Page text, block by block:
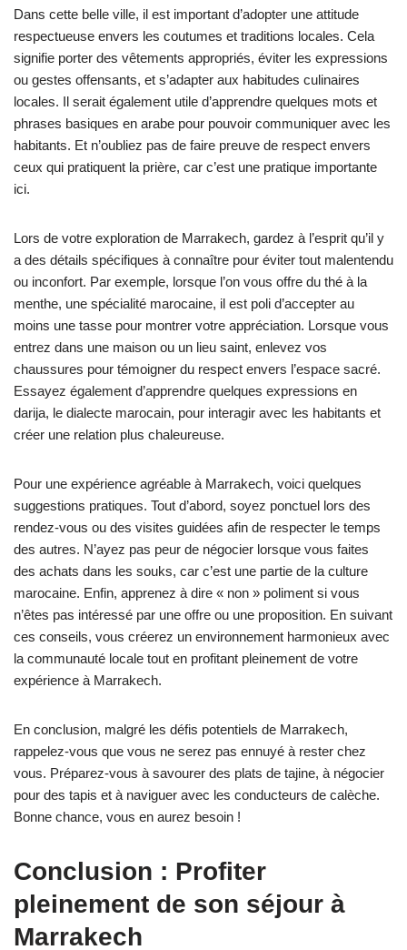
Dans cette belle ville, il est important d’adopter une attitude
respectueuse envers les coutumes et traditions locales. Cela
signifie porter des vêtements appropriés, éviter les expressions
ou gestes offensants, et s’adapter aux habitudes culinaires
locales. Il serait également utile d’apprendre quelques mots et
phrases basiques en arabe pour pouvoir communiquer avec les
habitants. Et n’oubliez pas de faire preuve de respect envers
ceux qui pratiquent la prière, car c’est une pratique importante
ici.
Lors de votre exploration de Marrakech, gardez à l’esprit qu’il y
a des détails spécifiques à connaître pour éviter tout malentendu
ou inconfort. Par exemple, lorsque l’on vous offre du thé à la
menthe, une spécialité marocaine, il est poli d’accepter au
moins une tasse pour montrer votre appréciation. Lorsque vous
entrez dans une maison ou un lieu saint, enlevez vos
chaussures pour témoigner du respect envers l’espace sacré.
Essayez également d’apprendre quelques expressions en
darija, le dialecte marocain, pour interagir avec les habitants et
créer une relation plus chaleureuse.
Pour une expérience agréable à Marrakech, voici quelques
suggestions pratiques. Tout d’abord, soyez ponctuel lors des
rendez-vous ou des visites guidées afin de respecter le temps
des autres. N’ayez pas peur de négocier lorsque vous faites
des achats dans les souks, car c’est une partie de la culture
marocaine. Enfin, apprenez à dire « non » poliment si vous
n’êtes pas intéressé par une offre ou une proposition. En suivant
ces conseils, vous créerez un environnement harmonieux avec
la communauté locale tout en profitant pleinement de votre
expérience à Marrakech.
En conclusion, malgré les défis potentiels de Marrakech,
rappelez-vous que vous ne serez pas ennuyé à rester chez
vous. Préparez-vous à savourer des plats de tajine, à négocier
pour des tapis et à naviguer avec les conducteurs de calèche.
Bonne chance, vous en aurez besoin !
Conclusion : Profiter
pleinement de son séjour à
Marrakech